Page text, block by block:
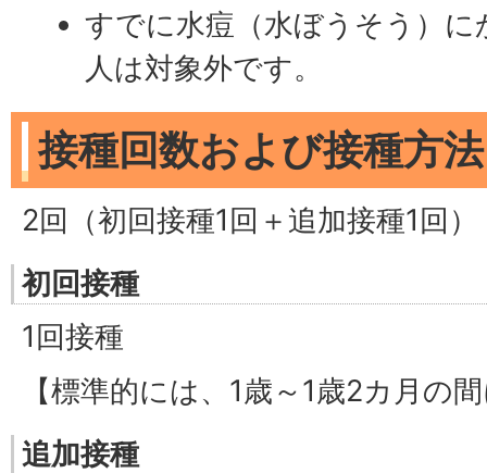
すでに水痘（水ぼうそう）
人は対象外です。
接種回数および接種方法
2回（初回接種1回＋追加接種1回）
初回接種
1回接種
【標準的には、1歳～1歳2カ月の
追加接種